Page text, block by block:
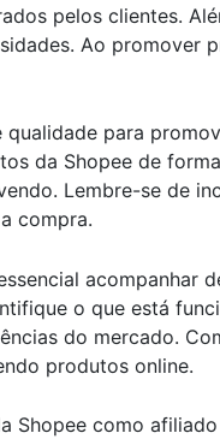
pelos clientes.
Ao promover
para
da Shopee de
Lembre-se de
compra.
acompanhar
o que está
do mercado.
produtos online.
como